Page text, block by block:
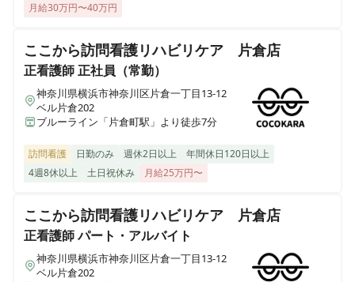
神奈川県平塚市四之宮一丁目3-57 ココファンメディカルタウン湘南四之
宮内併設
学研ココファン・ナーシング市川
千葉県市川市本北方三丁目12-10 ココファン市川中山内併設
学研ココファン・ナーシング越谷
学研ココファン・ナーシング金沢
石川県金沢市大友一丁目238 ココファン金沢鞍月弐番館内併設
月給30万円〜40万円
ここから訪問看護リハビリケア 片倉店
正看護師正社員（常勤）
神奈川県横浜市神奈川区片倉一丁目13-12
ベル片倉202
ブルーライン「片倉町駅」より徒歩7分
訪問看護 日勤のみ 週休2日以上
年間休日120日以上
4週8休以上
土日祝休み 月給25万円〜
ここから訪問看護リハビリケア 片倉店
正看護師パート・アルバイト
神奈川県横浜市神奈川区片倉一丁目13-12
ベル片倉202